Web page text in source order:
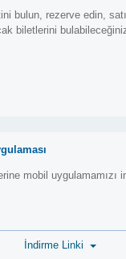
bulun, rezerve edin,
biletlerini
mobil uygulamamızı